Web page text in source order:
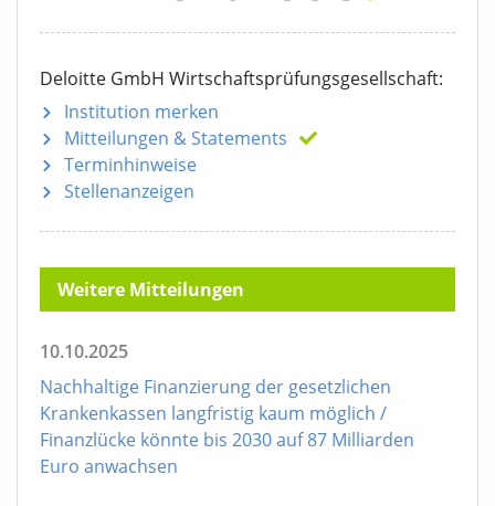
Deloitte GmbH Wirtschaftsprüfungsgesellschaft:
Institution merken
Mitteilungen & Statements
Terminhinweise
Stellenanzeigen
Weitere Mitteilungen
10.10.2025
Nachhaltige Finanzierung der gesetzlichen
Krankenkassen langfristig kaum möglich /
Finanzlücke könnte bis 2030 auf 87 Milliarden
Euro anwachsen